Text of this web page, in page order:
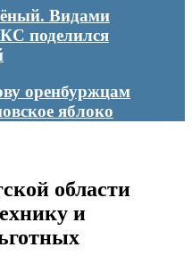
Видами
поделился
оренбуржцам
яблоко
области
и